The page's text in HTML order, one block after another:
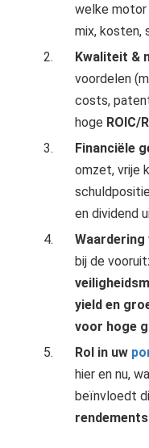
welke motor
mix, kosten,
Kwaliteit &
voordelen
costs,
hoge ROIC/
Financiële
omzet, vrije
en dividend
bij de
yield en
voor hoge
Rol in uw
hier en nu,
beïnvloedt